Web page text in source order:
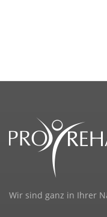
Wir sind ganz in Ihrer